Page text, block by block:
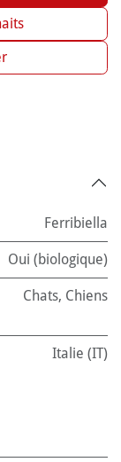
Ferribiella
Oui (biologique)
Chats, Chiens
Italie (IT)